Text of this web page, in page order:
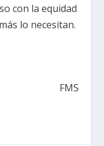
con la equidad
lo necesitan.
FMS